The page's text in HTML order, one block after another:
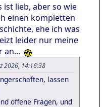
ist lieb, aber so wie
einen kompletten
ehe ich was
leider nur meine
an...
2026, 14:16:38
lassen
offene Fragen, und